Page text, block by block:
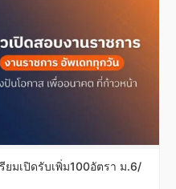
ยมเปิดรับเพิ่ม100อัตรา ม.6/